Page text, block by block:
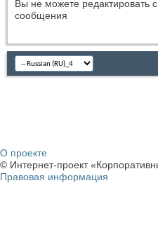
Вы не можете редактировать
сообщения
О проекте
© Интернет-проект
Правовая информация